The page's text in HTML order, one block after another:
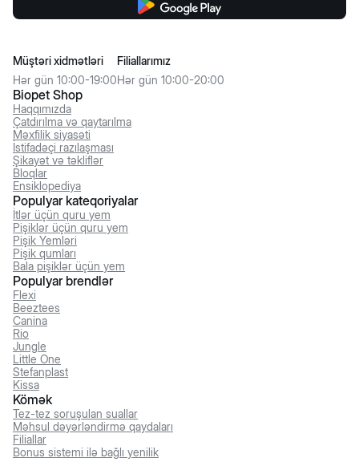
Biopet Shop
Haqqımızda
Çatdırılma və qaytarılma
Məxfilik siyasəti
İstifadəçi razılaşması
Şikayət və təkliflər
Bloqlar
Ensiklopediya
Müştəri xidmətləri
Hər gün 10:00-19:00
Filiallarımız
Hər gün 10:00-20:00
Populyar kateqoriyalar
İtlər üçün quru yem
Pişiklər üçün quru yem
Pişik Yemləri
Pişik qumları
Bala pişiklər üçün yem
Populyar brendlər
Flexi
Beeztees
Canina
Rio
Jungle
Little One
Stefanplast
Kissa
Kömək
Tez-tez soruşulan suallar
Məhsul dəyərləndirmə qaydaları
Filiallar
Bonus sistemi ilə bağlı yenilik